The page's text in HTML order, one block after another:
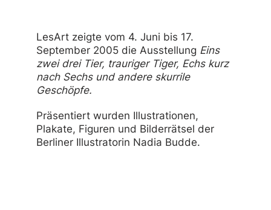
LesArt zeigte vom 4. Juni bis 17.
September 2005 die Ausstellung Eins
zwei drei Tier, trauriger Tiger, Echs kurz
nach Sechs und andere skurrile
Geschöpfe.
Präsentiert wurden Illustrationen,
Plakate, Figuren und Bilderrätsel der
Berliner Illustratorin Nadia Budde.